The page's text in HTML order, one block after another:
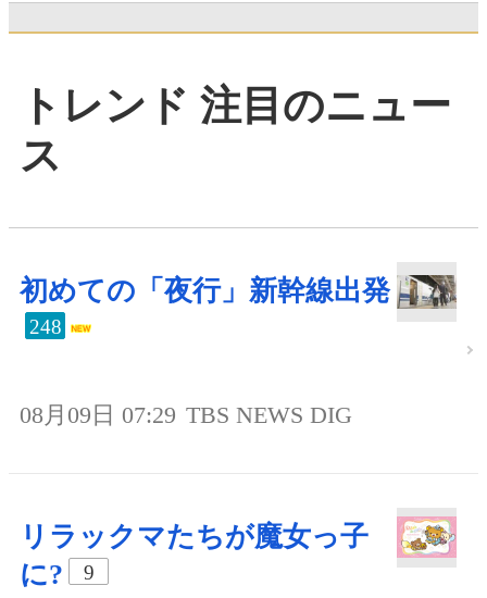
トレンド 注目のニュー
ス
初めての「夜行」新幹線出発
248
08月09日 07:29 TBS NEWS DIG
リラックマたちが魔女っ子
に?
9